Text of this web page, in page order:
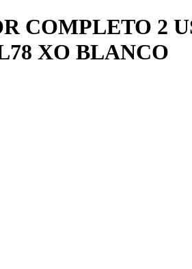
COMPLETO 2
XO BLANCO